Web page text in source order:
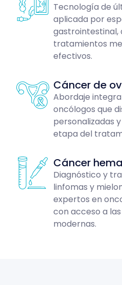
Tecnología de
aplicada por
gastrointestinal,
tratamientos
efectivos.
Cáncer de
Abordaje
oncólogos que
personalizadas
etapa del
Cáncer
Diagnóstico y
linfomas y
expertos en
con acceso a
modernas.